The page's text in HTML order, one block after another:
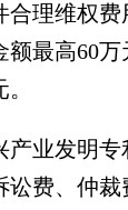
理维权
最高60
业发明专
费、仲